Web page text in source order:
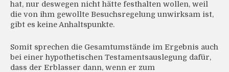
hat, nur deswegen nicht hätte festhalten wollen, weil
die von ihm gewollte Besuchsregelung unwirksam ist,
gibt es keine Anhaltspunkte.
Somit sprechen die Gesamtumstände im Ergebnis auch
bei einer hypothetischen Testamentsauslegung dafür,
dass der Erblasser dann, wenn er zum